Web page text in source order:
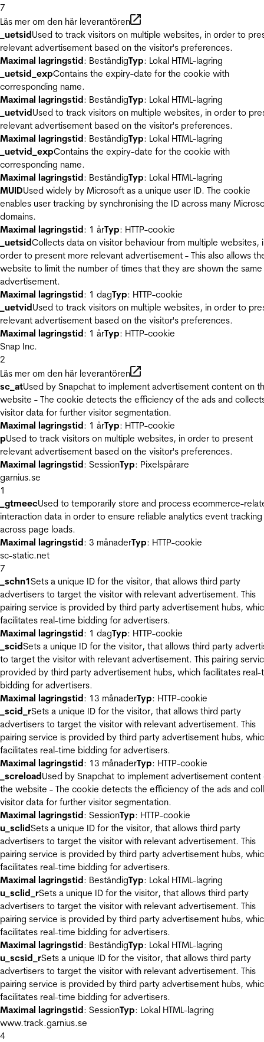
7
Läs mer om den här leverantören
_uetsidUsed to track visitors on multiple websites, in order to
relevant advertisement based on the visitor's preferences.
Maximal lagringstid: BeständigTyp: Lokal HTML-lagring
_uetsid_expContains the expiry-date for the cookie with
corresponding name.
Maximal lagringstid: BeständigTyp: Lokal HTML-lagring
_uetvidUsed to track visitors on multiple websites, in order to
relevant advertisement based on the visitor's preferences.
Maximal lagringstid: BeständigTyp: Lokal HTML-lagring
_uetvid_expContains the expiry-date for the cookie with
corresponding name.
Maximal lagringstid: BeständigTyp: Lokal HTML-lagring
MUIDUsed widely by Microsoft as a unique user ID. The cookie
enables user tracking by synchronising the ID across many
domains.
Maximal lagringstid: 1 årTyp: HTTP-cookie
_uetsidCollects data on visitor behaviour from multiple websites,
order to present more relevant advertisement - This also allows
website to limit the number of times that they are shown the same
advertisement.
Maximal lagringstid: 1 dagTyp: HTTP-cookie
_uetvidUsed to track visitors on multiple websites, in order to
relevant advertisement based on the visitor's preferences.
Maximal lagringstid: 1 årTyp: HTTP-cookie
Snap Inc.
2
Läs mer om den här leverantören
sc_atUsed by Snapchat to implement advertisement content on
website - The cookie detects the efficiency of the ads and
visitor data for further visitor segmentation.
Maximal lagringstid: 1 årTyp: HTTP-cookie
pUsed to track visitors on multiple websites, in order to present
relevant advertisement based on the visitor's preferences.
Maximal lagringstid: SessionTyp: Pixelspårare
garnius.se
1
_gtmeecUsed to temporarily store and process ecommerce-
interaction data in order to ensure reliable analytics event tracking
across page loads.
Maximal lagringstid: 3 månaderTyp: HTTP-cookie
sc-static.net
7
_schn1Sets a unique ID for the visitor, that allows third party
advertisers to target the visitor with relevant advertisement. This
pairing service is provided by third party advertisement hubs,
facilitates real-time bidding for advertisers.
Maximal lagringstid: 1 dagTyp: HTTP-cookie
_scidSets a unique ID for the visitor, that allows third party
to target the visitor with relevant advertisement. This pairing
provided by third party advertisement hubs, which facilitates real-
bidding for advertisers.
Maximal lagringstid: 13 månaderTyp: HTTP-cookie
_scid_rSets a unique ID for the visitor, that allows third party
advertisers to target the visitor with relevant advertisement. This
pairing service is provided by third party advertisement hubs,
facilitates real-time bidding for advertisers.
Maximal lagringstid: 13 månaderTyp: HTTP-cookie
_screloadUsed by Snapchat to implement advertisement content
the website - The cookie detects the efficiency of the ads and
visitor data for further visitor segmentation.
Maximal lagringstid: SessionTyp: HTTP-cookie
u_sclidSets a unique ID for the visitor, that allows third party
advertisers to target the visitor with relevant advertisement. This
pairing service is provided by third party advertisement hubs,
facilitates real-time bidding for advertisers.
Maximal lagringstid: BeständigTyp: Lokal HTML-lagring
u_sclid_rSets a unique ID for the visitor, that allows third party
advertisers to target the visitor with relevant advertisement. This
pairing service is provided by third party advertisement hubs,
facilitates real-time bidding for advertisers.
Maximal lagringstid: BeständigTyp: Lokal HTML-lagring
u_scsid_rSets a unique ID for the visitor, that allows third party
advertisers to target the visitor with relevant advertisement. This
pairing service is provided by third party advertisement hubs,
facilitates real-time bidding for advertisers.
Maximal lagringstid: SessionTyp: Lokal HTML-lagring
www.track.garnius.se
4